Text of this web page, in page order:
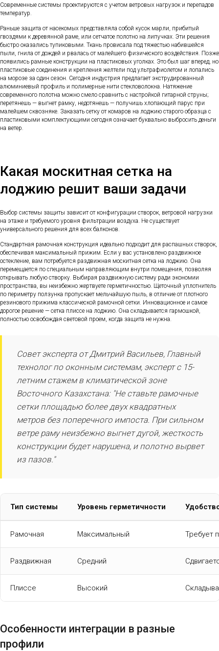
Современные системы проектируются с учетом ветровых нагрузок и перепадов
температур.
Раньше защита от насекомых представляла собой кусок марли, прибитый
гвоздями к деревянной раме, или сетчатое полотно на липучках. Эти решения
быстро оказались тупиковыми. Ткань провисала под тяжестью набившейся
пыли, гнила от дождей и рвалась от малейшего физического воздействия. Позже
появились рамные конструкции на пластиковых уголках. Это был шаг вперед, но
пластиковые соединения и крепления желтели под ультрафиолетом и лопались
на морозе за один сезон. Сегодня индустрия предлагает экструдированный
алюминиевый профиль и полимерные нити стекловолокна. Натяжение
современного полотна можно смело сравнить с настройкой гитарной струны;
перетянешь — выгнет рамку, недотянешь — получишь хлопающий парус при
малейшем сквозняке. Заказать сетку от комаров на лоджию старого образца с
пластиковыми комплектующими сегодня означает буквально выбросить деньги
на ветер.
Какая москитная сетка на
лоджию решит ваши задачи
Выбор системы защиты зависит от конфигурации створок, ветровой нагрузки
на этаже и требуемого уровня фильтрации воздуха. Не существует
универсального решения для всех балконов.
Стандартная рамочная конструкция идеально подходит для распашных створок,
обеспечивая максимальный прижим. Если у вас установлено раздвижное
остекление, вам потребуется раздвижная москитная сетка на лоджию. Она
перемещается по специальным направляющим внутри помещения, позволяя
открывать любую створку. Выбирая раздвижную систему ради экономии
пространства, вы неизбежно жертвуете герметичностью. Щеточный уплотнитель
по периметру ползунка пропускает мельчайшую пыль, в отличие от плотного
резинового прижима классической рамочной сетки. Инновационное и самое
дорогое решение — сетка плиссе на лоджию. Она складывается гармошкой,
полностью освобождая световой проем, когда защита не нужна.
Совет эксперта от Дмитрий Васильев, Главный
технолог по оконным системам, эксперт с 15-
летним стажем в климатической зоне
Восточного Казахстана: "Не ставьте рамочные
сетки площадью более двух квадратных
метров без поперечного импоста. При сильном
ветре раму неизбежно выгнет дугой, жесткость
конструкции будет нарушена, и полотно вырвет
из пазов."
Тип системы Уровень герметичности
Рамочная Максимальный Требует
Раздвижная Средний
Плиссе Высокий
Особенности интеграции в разные
профили